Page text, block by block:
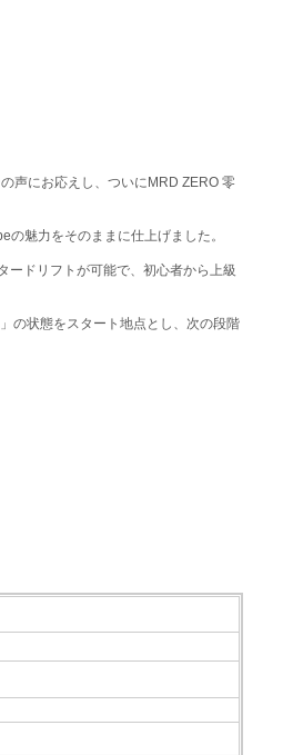
声にお応えし、ついにMRD ZERO 零
魅力をそのままに仕上げました。
ードリフトが可能で、初心者から上級
の状態をスタート地点とし、次の段階